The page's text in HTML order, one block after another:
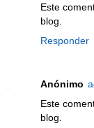
Este
blog.
Responder
Anónimo
Este
blog.